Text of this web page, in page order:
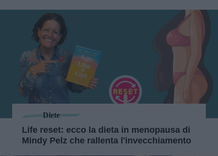
Diete
Life reset: ecco la dieta in menopausa di
Mindy Pelz che rallenta l'invecchiamento